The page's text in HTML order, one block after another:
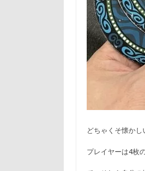
どちゃくそ懐かし
プレイヤーは4枚